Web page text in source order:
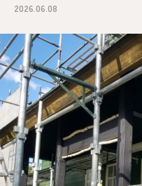
2026.06.08